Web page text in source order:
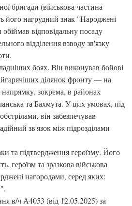
бригади (військова частина
його нагрудний знак "Народжені
відповідальну посаду
відділення взводу зв'язку
боях. Він виконував бойові
ділянок фронту — на
зокрема, в районах
та Бахмута. У цих умовах, під
він забезпечував
зв'язок між підрозділами
та підтвердження героїзму. Його
героїзм та зразкова військова
нагородами, серед яких:
в/ч А4053 (від 12.05.2025) за